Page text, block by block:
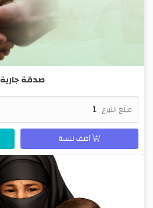
صدقة جارية
مبلغ التبرع
أضف للسة